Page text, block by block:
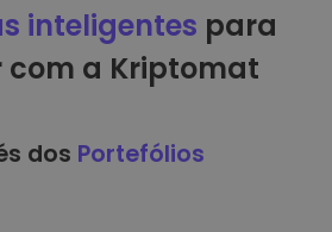
inteligentes para
a Kriptomat
dos Portefólios